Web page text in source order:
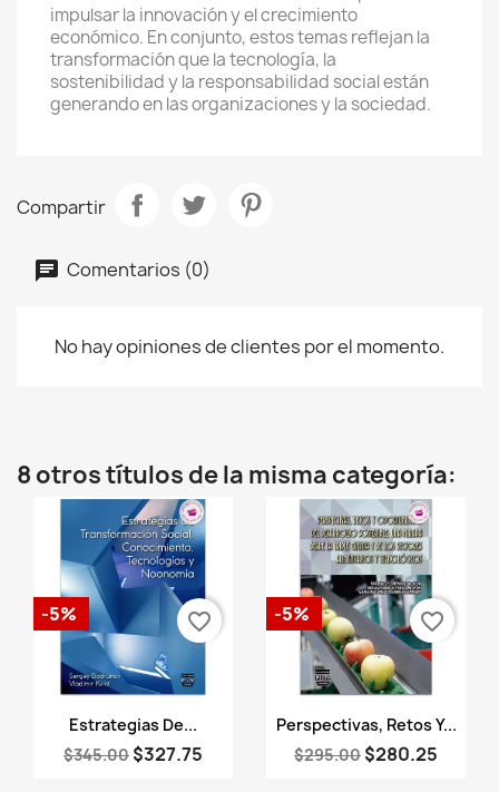
impulsar la innovación y el crecimiento
económico. En conjunto, estos temas reflejan la
transformación que la tecnología, la
sostenibilidad y la responsabilidad social están
generando en las organizaciones y la sociedad.
Compartir
Comentarios (0)
No hay opiniones de clientes por el momento.
8 otros títulos de la misma categoría:
Vista rápida
Estrategias De...
$345.00 $327.75
-5% favorite_border
Vista rápida
Perspectivas, Retos Y...
$295.00 $280.25
-5% favorite_border